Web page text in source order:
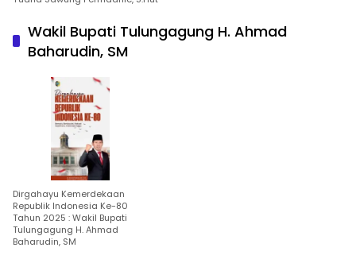
Wakil Bupati Tulungagung H. Ahmad
Baharudin, SM
Dirgahayu Kemerdekaan
Republik Indonesia Ke-80
Tahun 2025 : Wakil Bupati
Tulungagung H. Ahmad
Baharudin, SM